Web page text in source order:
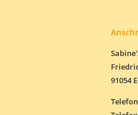
91054